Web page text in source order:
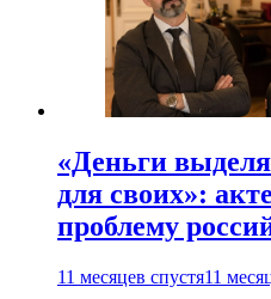
«Деньги
для своих»:
проблему
11 месяцев спустя11